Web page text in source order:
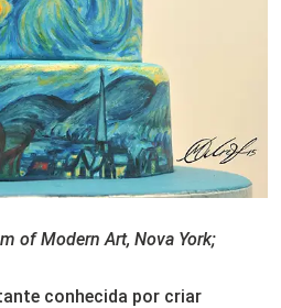
of Modern Art, Nova York;
conhecida por criar